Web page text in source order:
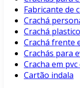
Fabricante de
Crachá
Crachá
Crachá frente
Crachás para
Cracha em
Cartão indala